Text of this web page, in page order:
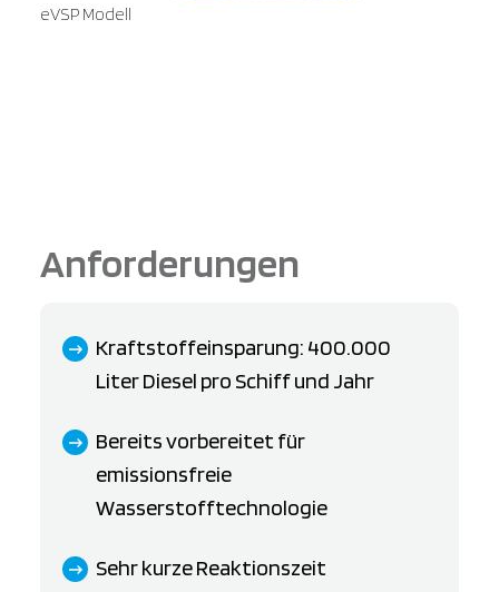
eVSP Modell
Anforderungen
Kraftstoffeinsparung: 400.000
Liter Diesel pro Schiff und Jahr
Bereits vorbereitet für
emissionsfreie
Wasserstofftechnologie
Sehr kurze Reaktionszeit